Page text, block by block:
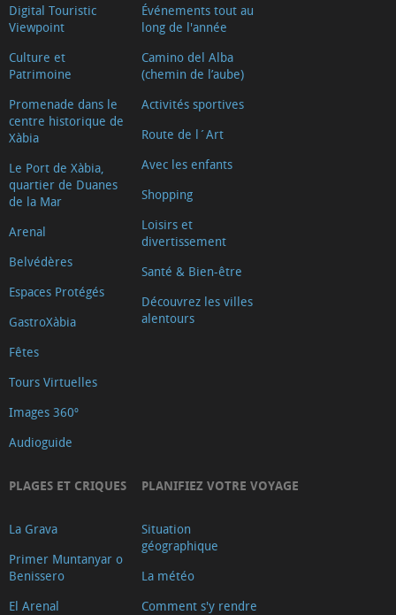
Digital Touristic
Viewpoint
Culture et
Patrimoine
Promenade dans le
centre historique de
Xàbia
Le Port de Xàbia,
quartier de Duanes
de la Mar
Arenal
Belvédères
Espaces Protégés
GastroXàbia
Fêtes
Tours Virtuelles
Images 360º
Audioguide
Événements tout au
long de l'année
Camino del Alba
(chemin de l’aube)
Activités sportives
Route de l´Art
Avec les enfants
Shopping
Loisirs et
divertissement
Santé & Bien-être
Découvrez les villes
alentours
PLAGES ET CRIQUES
La Grava
Primer Muntanyar o
Benissero
El Arenal
PLANIFIEZ VOTRE VOYAGE
Situation
géographique
La météo
Comment s'y rendre